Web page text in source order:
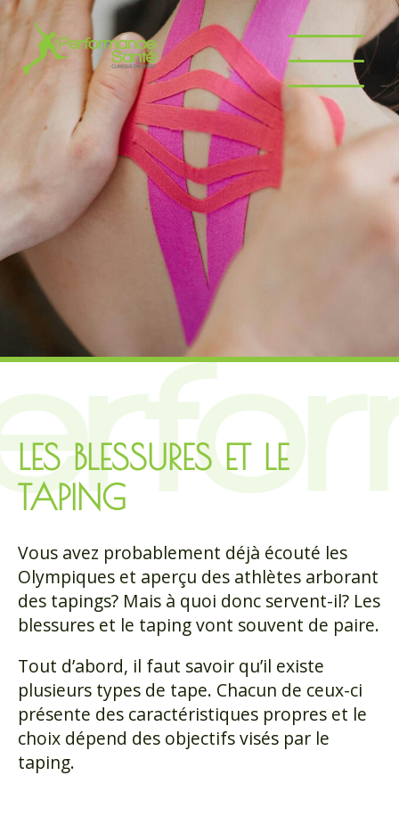
LES BLESSURES ET LE
TAPING
Vous avez probablement déjà écouté les
Olympiques et aperçu des athlètes arborant
des tapings? Mais à quoi donc servent-il? Les
blessures et le taping vont souvent de paire.
Tout d’abord, il faut savoir qu’il existe
plusieurs types de tape. Chacun de ceux-ci
présente des caractéristiques propres et le
choix dépend des objectifs visés par le
taping.